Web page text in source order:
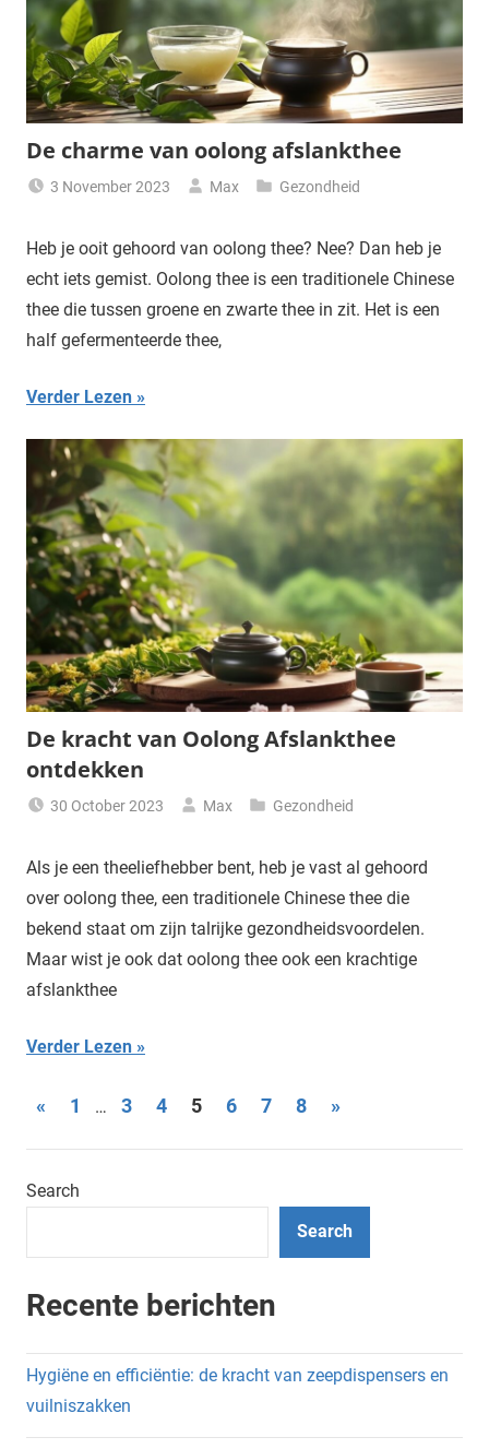
De charme van oolong afslankthee
3 November 2023 Max Gezondheid
Heb je ooit gehoord van oolong thee? Nee? Dan heb je
echt iets gemist. Oolong thee is een traditionele Chinese
thee die tussen groene en zwarte thee in zit. Het is een
half gefermenteerde thee,
Verder Lezen
De kracht van Oolong Afslankthee
ontdekken
30 October 2023 Max Gezondheid
Als je een theeliefhebber bent, heb je vast al gehoord
over oolong thee, een traditionele Chinese thee die
bekend staat om zijn talrijke gezondheidsvoordelen.
Maar wist je ook dat oolong thee ook een krachtige
afslankthee
Verder Lezen
Posts
pagination
« Previous
1 … 3 4 5 6 7 8
Next
»
Search
Search
Recente berichten
Hygiëne en efficiëntie: de kracht van zeepdispensers en
vuilniszakken